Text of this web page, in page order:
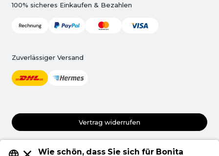
100% sicheres Einkaufen & Bezahlen
Zuverlässiger Versand
Vertrag widerrufen